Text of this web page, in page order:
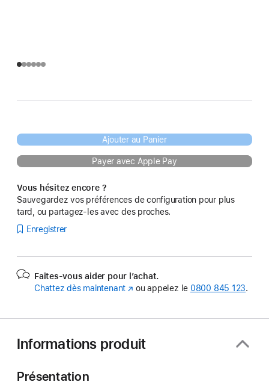
Ajouter au Panier
Payer avec Apple Pay
Vous hésitez encore ?
Sauvegardez vos préférences de configuration pour plus
tard, ou partagez-les avec des proches.
Enregistrer
Faites-vous aider pour l’achat.
Chattez dès maintenant (s’ouvre
ou appelez le 0800 845 123.
Informations produit
Présentation